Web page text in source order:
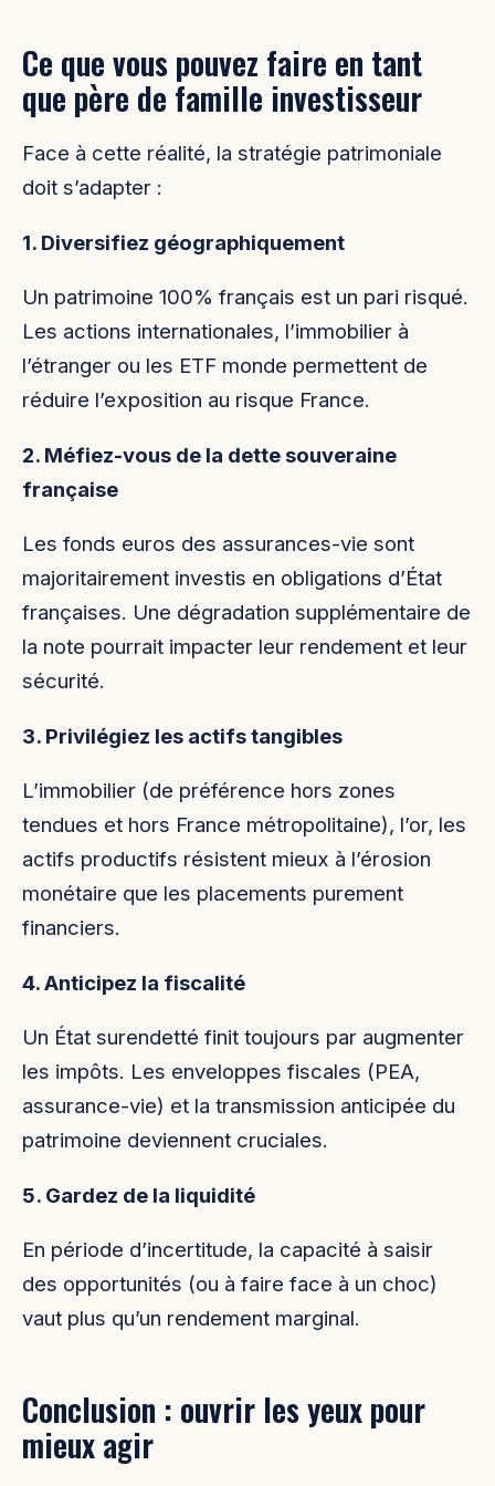
Ce que vous pouvez faire en tant
que père de famille investisseur
Face à cette réalité, la stratégie patrimoniale
doit s’adapter :
1. Diversifiez géographiquement
Un patrimoine 100% français est un pari risqué.
Les actions internationales, l’immobilier à
l’étranger ou les ETF monde permettent de
réduire l’exposition au risque France.
2. Méfiez-vous de la dette souveraine
française
Les fonds euros des assurances-vie sont
majoritairement investis en obligations d’État
françaises. Une dégradation supplémentaire de
la note pourrait impacter leur rendement et leur
sécurité.
3. Privilégiez les actifs tangibles
L’immobilier (de préférence hors zones
tendues et hors France métropolitaine), l’or, les
actifs productifs résistent mieux à l’érosion
monétaire que les placements purement
financiers.
4. Anticipez la fiscalité
Un État surendetté finit toujours par augmenter
les impôts. Les enveloppes fiscales (PEA,
assurance-vie) et la transmission anticipée du
patrimoine deviennent cruciales.
5. Gardez de la liquidité
En période d’incertitude, la capacité à saisir
des opportunités (ou à faire face à un choc)
vaut plus qu’un rendement marginal.
Conclusion : ouvrir les yeux pour
mieux agir